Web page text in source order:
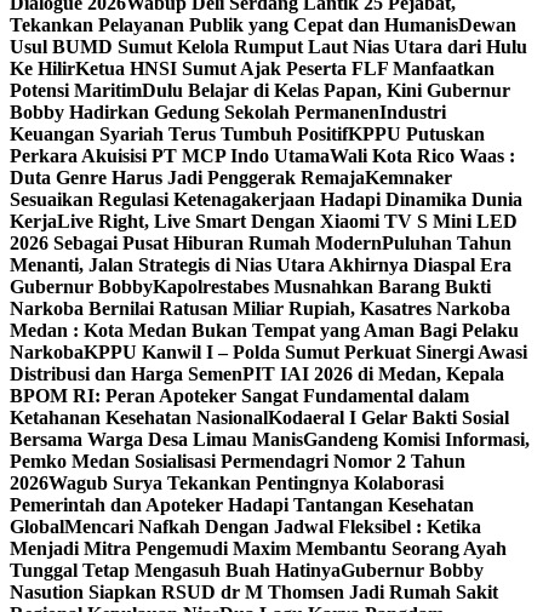
Tekankan Pelayanan Publik yang Cepat dan HumanisDewan
Usul BUMD Sumut Kelola Rumput Laut Nias Utara dari Hulu
Ke HilirKetua HNSI Sumut Ajak Peserta FLF Manfaatkan
Potensi MaritimDulu Belajar di Kelas Papan, Kini Gubernur
Bobby Hadirkan Gedung Sekolah PermanenIndustri
Keuangan Syariah Terus Tumbuh PositifKPPU Putuskan
Perkara Akuisisi PT MCP Indo UtamaWali Kota Rico Waas :
Duta Genre Harus Jadi Penggerak RemajaKemnaker
Sesuaikan Regulasi Ketenagakerjaan Hadapi Dinamika Dunia
KerjaLive Right, Live Smart Dengan Xiaomi TV S Mini LED
2026 Sebagai Pusat Hiburan Rumah ModernPuluhan Tahun
Menanti, Jalan Strategis di Nias Utara Akhirnya Diaspal Era
Gubernur BobbyKapolrestabes Musnahkan Barang Bukti
Narkoba Bernilai Ratusan Miliar Rupiah, Kasatres Narkoba
Medan : Kota Medan Bukan Tempat yang Aman Bagi Pelaku
NarkobaKPPU Kanwil I – Polda Sumut Perkuat Sinergi Awasi
Distribusi dan Harga SemenPIT IAI 2026 di Medan, Kepala
BPOM RI: Peran Apoteker Sangat Fundamental dalam
Ketahanan Kesehatan NasionalKodaeral I Gelar Bakti Sosial
Bersama Warga Desa Limau ManisGandeng Komisi Informasi,
Pemko Medan Sosialisasi Permendagri Nomor 2 Tahun
2026Wagub Surya Tekankan Pentingnya Kolaborasi
Pemerintah dan Apoteker Hadapi Tantangan Kesehatan
GlobalMencari Nafkah Dengan Jadwal Fleksibel : Ketika
Menjadi Mitra Pengemudi Maxim Membantu Seorang Ayah
Tunggal Tetap Mengasuh Buah HatinyaGubernur Bobby
Nasution Siapkan RSUD dr M Thomsen Jadi Rumah Sakit